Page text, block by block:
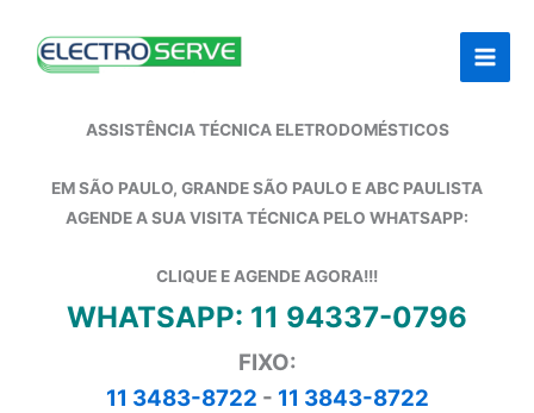
ASSISTÊNCIA TÉCNICA ELETRODOMÉSTICOS
EM SÃO PAULO, GRANDE SÃO PAULO E ABC PAULISTA
AGENDE A SUA VISITA TÉCNICA PELO WHATSAPP:
CLIQUE E AGENDE AGORA!!!
WHATSAPP: 11 94337-0796
FIXO:
11 3483-8722 - 11 3843-8722